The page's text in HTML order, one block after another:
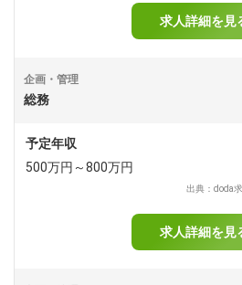
求人詳細を見
企画・管理
総務
予定年収
500万円～800万円
出典：doda
求人詳細を見